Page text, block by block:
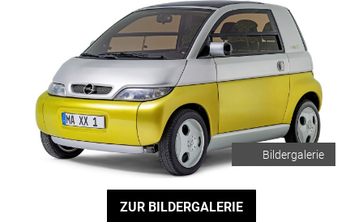
Bildergalerie
ZUR BILDERGALERIE